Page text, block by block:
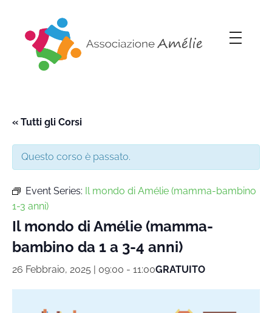
« Tutti gli Corsi
Questo corso è passato.
Event Series: Il mondo di Amélie (mamma-bambino
1-3 anni)
Il mondo di Amélie (mamma-
bambino da 1 a 3-4 anni)
26 Febbraio, 2025 | 09:00 - 11:00GRATUITO